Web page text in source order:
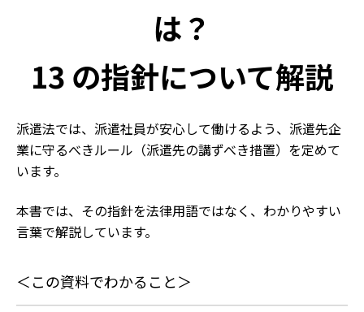
は？
13 の指針について解説
派遣法では、派遣社員が安心して働けるよう、派遣先企
業に守るべきルール（派遣先の講ずべき措置）を定めて
います。
本書では、その指針を法律用語ではなく、わかりやすい
言葉で解説しています。
＜この資料でわかること＞